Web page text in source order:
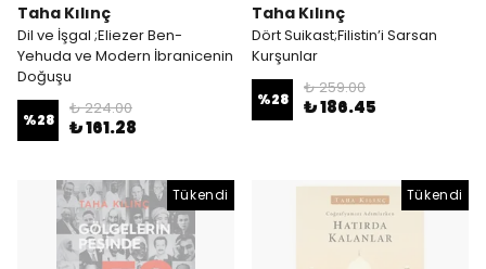
Taha Kılınç
Dil ve İşgal ;Eliezer Ben-
Yehuda ve Modern İbranicenin
Doğuşu
%28
₺ 224.00
₺ 161.28
Taha Kılınç
Dört Suikast;Filistin’i Sarsan
Kurşunlar
%28
₺ 259.00
₺ 186.45
Tükendi Tükendi